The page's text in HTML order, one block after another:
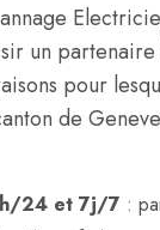
un
pour
de
24 et 7j/7 :